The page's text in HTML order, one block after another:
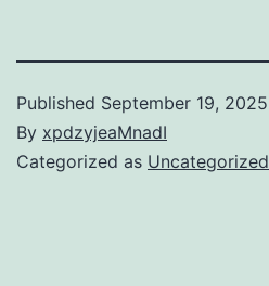
Published September 19, 2025
By xpdzyjeaMnadI
Categorized as Uncategorized